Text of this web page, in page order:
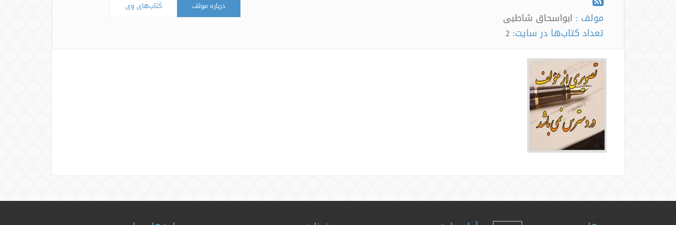
مولف : ابواسحاق شاطبی
تعداد کتاب‌ها در سایت: 2
درباره مولف کتاب‌های وی